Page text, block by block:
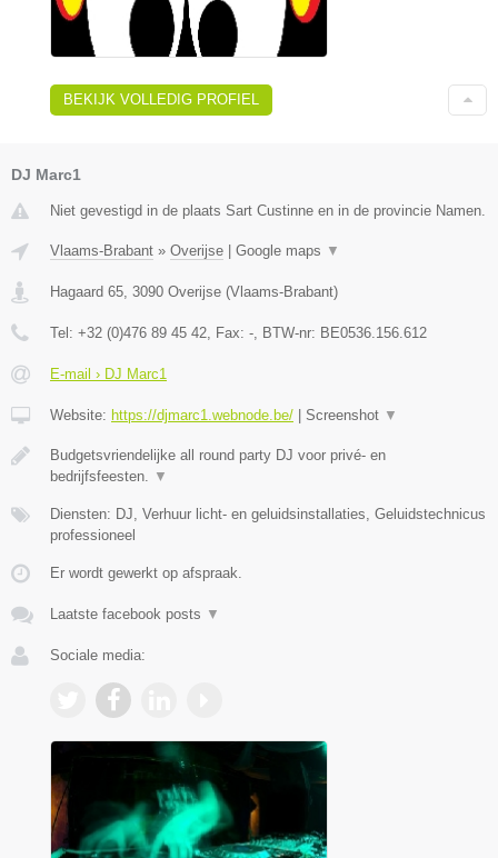
BEKIJK VOLLEDIG PROFIEL
DJ Marc1
Niet gevestigd in de plaats Sart Custinne en in de provincie Namen.
Vlaams-Brabant » Overijse Google maps ▼
Hagaard 65, 3090 Overijse (Vlaams-Brabant)
Tel: +32 (0)476 89 45 42, Fax: -, BTW-nr: BE0536.156.612
E-mail › DJ Marc1
Website: https://djmarc1.webnode.be/ Screenshot ▼
Budgetsvriendelijke all round party DJ voor privé- en
bedrijfsfeesten. ▼
Diensten: DJ, Verhuur licht- en geluidsinstallaties, Geluidstechnicus
professioneel
Er wordt gewerkt op afspraak.
Laatste facebook posts ▼
Sociale media: